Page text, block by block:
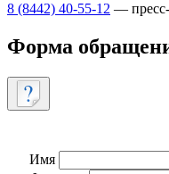
8 (8442) 40-55-12 —
Форма
Имя